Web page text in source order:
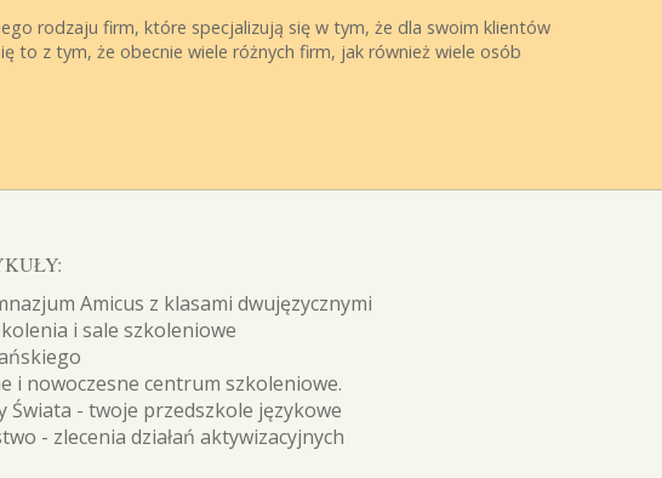
rodzaju firm, które specjalizują się w tym, że dla swoim klientów
to z tym, że obecnie wiele różnych firm, jak również wiele osób
Amicus z klasami dwujęzycznymi
i sale szkoleniowe
i nowoczesne centrum szkoleniowe.
Świata - twoje przedszkole językowe
- zlecenia działań aktywizacyjnych